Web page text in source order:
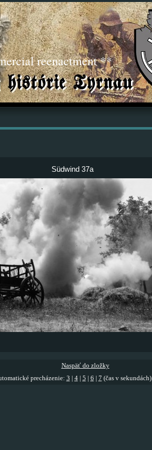
reenactment **
Südwind 37a
Naspäť do zložky
precházenie: 3 4| 5 6 7 (čas v sekundách)